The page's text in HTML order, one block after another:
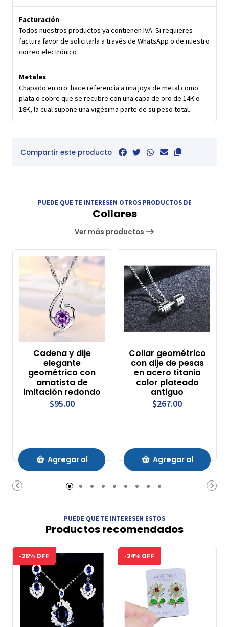
Facturación
Todos nuestros productos ya contienen IVA. Si requieres
factura favor de solicitarla a través de WhatsApp o de nuestro
correo electrónico
Metales
Chapado en oro: hace referencia a una joya de metal como
plata o cobre que se recubre con una capa de oro de 14K o
18K, la cual supone una vigésima parte de su peso total.
Compartir este producto
PUEDE QUE TE INTERESEN OTROS PRODUCTOS DE
Collares
Ver más productos
Cadena y dije
elegante
geométrico con
amatista de
imitación redondo
$95.00
Agregar al
Carrito
Collar geométrico
con dije de pesas
en acero titanio
color plateado
antiguo
$267.00
Agregar al
Carrito
PUEDE QUE TE INTERESEN ESTOS
Productos recomendados
-26% OFF -24% OFF